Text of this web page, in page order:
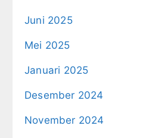
Juni 2025
Mei 2025
Januari 2025
Desember 2024
November 2024